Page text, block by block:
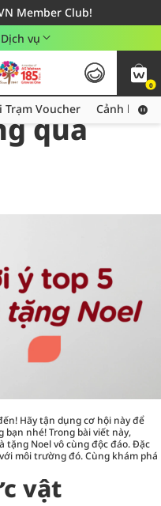
Member Club!
hàng từ 249,000Đ
khu vực TP. Hồ Chí Minh
vụ
0
Thu thập thêm voucher hot tại Trạm Voucher Voucher Cảnh báo
quà
Hãy tận dụng cơ hội này để
nhé! Trong bài viết này,
tặng Noel vô cùng độc đáo. Đặc
môi trường đó. Cùng khám phá
vật